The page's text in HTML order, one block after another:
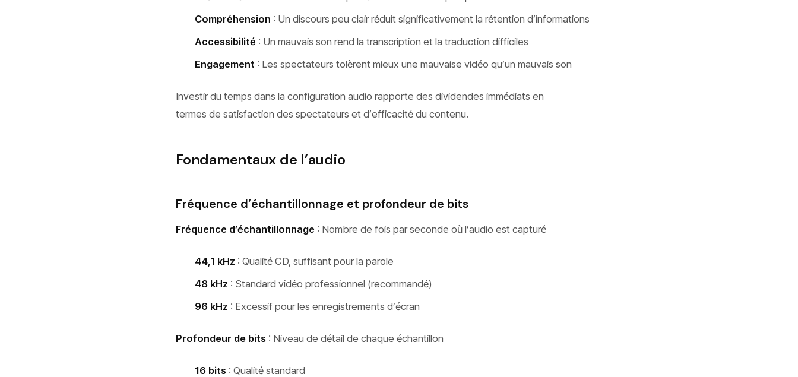
Compréhension : Un discours peu clair réduit significativement la rétention d’informations
Accessibilité : Un mauvais son rend la transcription et la traduction difficiles
Engagement : Les spectateurs tolèrent mieux une mauvaise vidéo qu’un mauvais son
Investir du temps dans la configuration audio rapporte des dividendes immédiats en
termes de satisfaction des spectateurs et d’efficacité du contenu.
Fondamentaux de l’audio
Fréquence d’échantillonnage et profondeur de bits
Fréquence d’échantillonnage : Nombre de fois par seconde où l’audio est capturé
44,1 kHz : Qualité CD, suffisant pour la parole
48 kHz : Standard vidéo professionnel (recommandé)
96 kHz : Excessif pour les enregistrements d’écran
Profondeur de bits : Niveau de détail de chaque échantillon
16 bits : Qualité standard